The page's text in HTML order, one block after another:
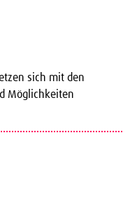
sich mit den
Möglichkeiten